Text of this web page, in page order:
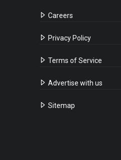
Careers
Privacy Policy
Terms of Service
Advertise with us
Sitemap